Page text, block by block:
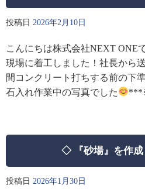
投稿日 2026年2月10日
こんにちは株式会社NEXT ONE
現場に着工しました！社長から
間コンクリート打ちする前の下
石入れ作業中の写真でした
ト打設する箇所の不要な土を掘
◇ 『砂場』を作成
投稿日 2026年1月30日